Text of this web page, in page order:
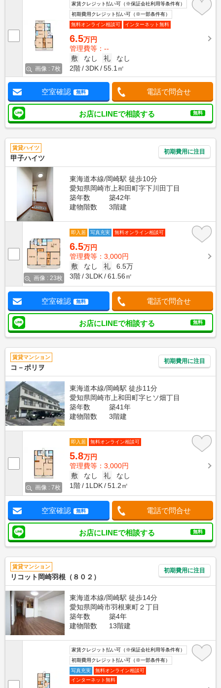
画像 : 7枚
家賃クレジット払い可（※保証会社利用等条件有）
初期費用クレジット払い可（※一部条件有）
無料オンライン相談可
インターネット無料
6.5万円
管理費等：--
敷
なし 礼
なし
2階
3DK 55.1㎡
空室確認 無料 電話で問合せ
お店にLINEで相談する 無料
賃貸ハイツ
甲子ハイツ
初期費用に注目
東海道本線/岡崎駅 徒歩10分
愛知県岡崎市上和田町字下川田丁目
築年数
築42年
建物階数
3階建
画像 : 23枚
即入居 写真充実 無料オンライン相談可
6.5万円
管理費等：3,000円
敷
なし 礼
6.5万
3階
3LDK 61.56㎡
空室確認 無料 電話で問合せ
お店にLINEで相談する 無料
賃貸マンション
コ－ポリヲ
初期費用に注目
東海道本線/岡崎駅 徒歩11分
愛知県岡崎市上和田町字ヒソ畑丁目
築年数
築41年
建物階数
3階建
画像 : 7枚
即入居 無料オンライン相談可
5.8万円
管理費等：3,000円
敷
なし 礼
なし
1階
1LDK 51.2㎡
空室確認 無料 電話で問合せ
お店にLINEで相談する 無料
賃貸マンション
リコット岡崎羽根（８０２）
初期費用に注目
東海道本線/岡崎駅 徒歩14分
愛知県岡崎市羽根東町２丁目
築年数
築4年
建物階数
13階建
家賃クレジット払い可（※保証会社利用等条件有）
初期費用クレジット払い可（※一部条件有）
写真充実
無料オンライン相談可
インターネット無料